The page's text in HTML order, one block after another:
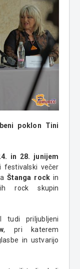
poklon Tini
in 28. junijem
festivalski večer
Štanga rock in
rock skupin
tudi priljubljeni
, pri katerem
in ustvarijo